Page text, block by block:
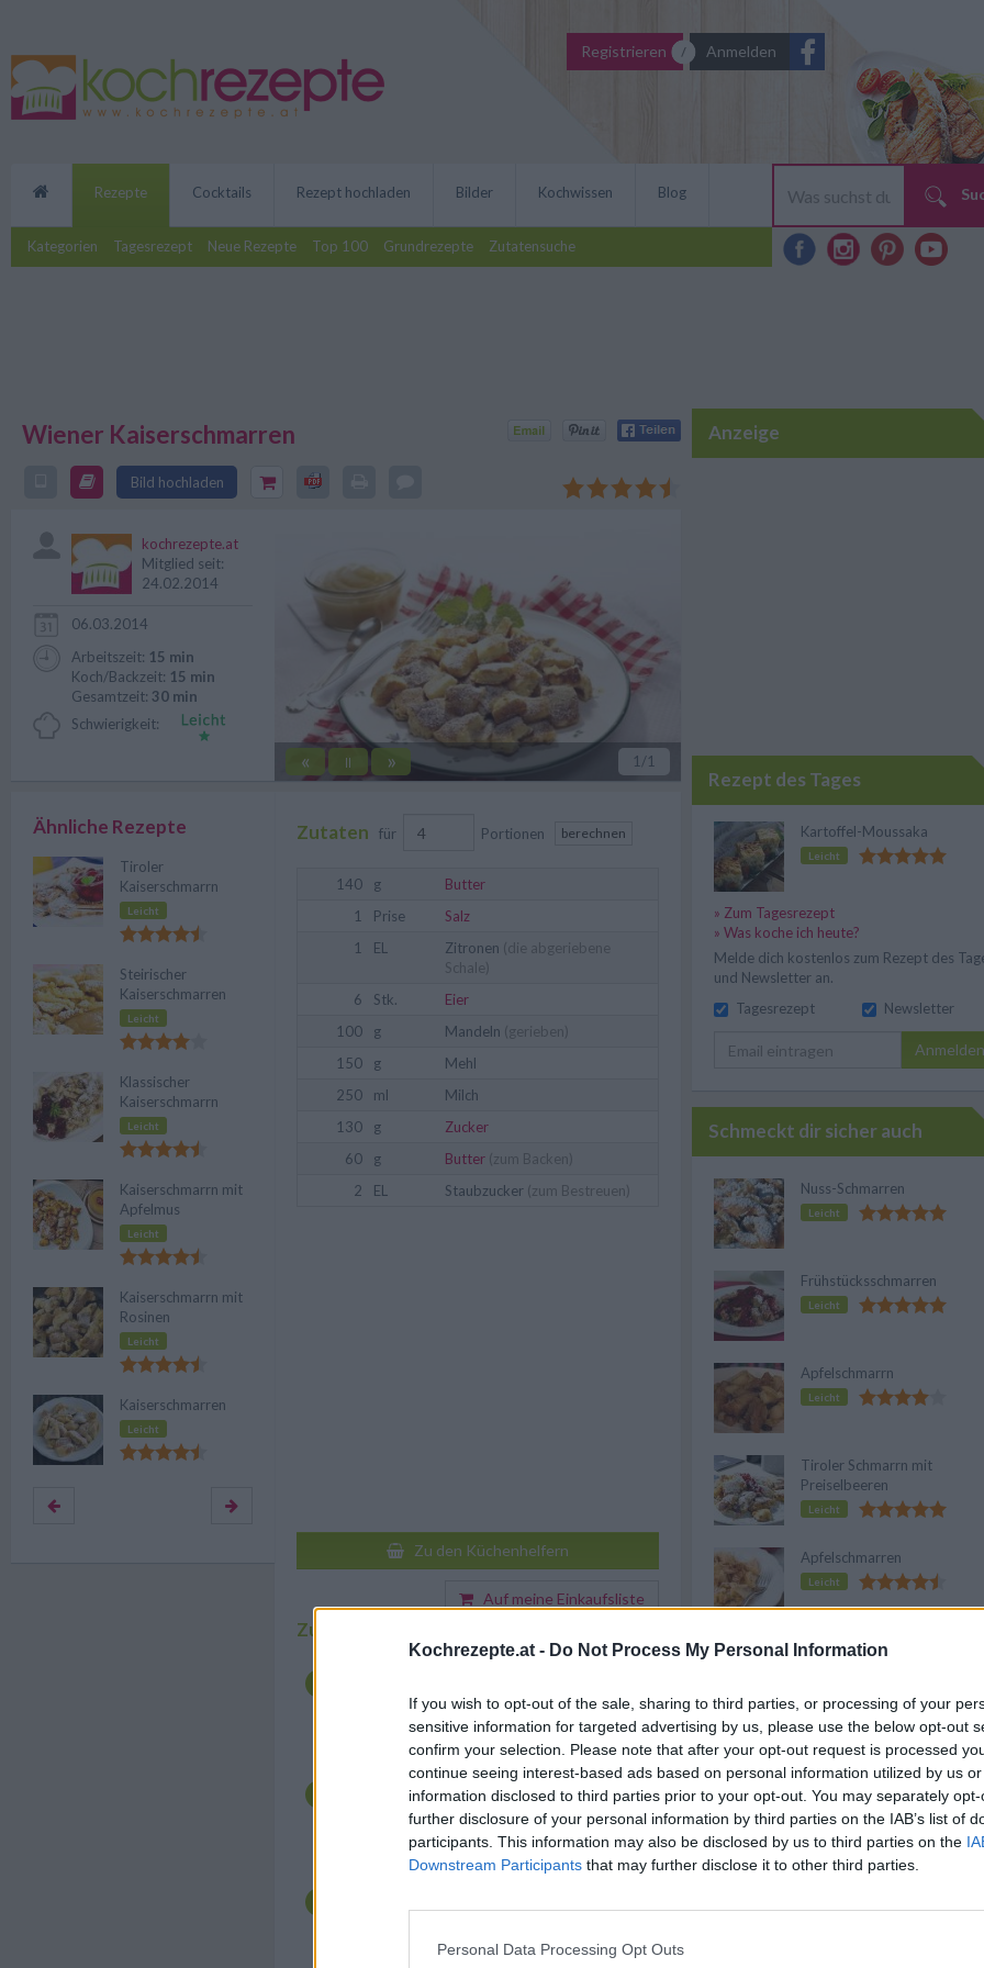
Kochrezepte.at - Do Not Process My Personal Information
If you wish to opt-out of the sale, sharing to third parties, or processing of your
sensitive information for targeted advertising by us, please use the below opt-out
confirm your selection. Please note that after your opt-out request is processed
continue seeing interest-based ads based on personal information utilized by us
information disclosed to third parties prior to your opt-out. You may separately
further disclosure of your personal information by third parties on the IAB’s list of
participants. This information may also be disclosed by us to third parties on the
Downstream Participants that may further disclose it to other third parties.
Personal Data Processing Opt Outs
Registrieren Anmelden
Rezepte
Kategorien Tagesrezept Neue Rezepte Top 100 Grundrezepte Zutatensuche
Cocktails Rezept hochladen Bilder Kochwissen Blog
Wiener Kaiserschmarren
Bild hochladen
Ein unwiderstehliches Rezept für den berühmten Wiener
Kaiserschmarren, verfeinert mit geriebenen Mandeln.
« || » 1 /1
kochrezepte.at
Mitglied seit:
24.02.2014
06.03.2014
Arbeitszeit: 15 min
Koch/Backzeit: 15 min
Gesamtzeit: 30 min
Schwierigkeit:
Zutaten für Portionen berechnen
140 g
Butter
1
Prise
Salz
1
EL Zitronen (die abgeriebene
Schale)
6
Stk.
Eier
100
g Mandeln (gerieben)
150
g
Mehl
250
ml
Milch
130
g
Zucker
60
g Butter (zum Backen)
2
EL Staubzucker (zum Bestreuen)
Zu den Küchenhelfern
Auf meine Einkaufsliste
Zubereitung
Zunächst den Dotter und das Eiklar von den
Kaiserschmarren. Anschließend Butter mit
Salz und Zitronenschale mit dem Mixer
Nach und nach Dotter, Mandeln, Mehl und Milch
in die Masse einrühren, dass ein leichter Teig
entsteht. Eiklar mit dem Mixer zu Schnee
schlagen, Zucker zwischendurch einrieseln
zudecken und die Unterseite goldgelb backen.
Ähnliche Rezepte
Tiroler
Kaiserschmarrn
Leicht
Steirischer
Kaiserschmarren
Leicht
Klassischer
Kaiserschmarrn
Leicht
Kaiserschmarrn mit
Apfelmus
Leicht
Kaiserschmarrn mit
Rosinen
Leicht
Kaiserschmarren
Leicht
Anzeige
Rezept des Tages
Kartoffel-Moussaka
Leicht
» Zum Tagesrezept
» Was koche ich heute?
Melde dich kostenlos zum Rezept des
und Newsletter an.
Tagesrezept
Newsletter
Anmelden
Schmeckt dir sicher auch
Nuss-Schmarren
Leicht
Frühstücksschmarren
Leicht
Apfelschmarrn
Leicht
Tiroler Schmarrn mit
Preiselbeeren
Leicht
Apfelschmarren
Leicht
Grießschmarren
Anzeige